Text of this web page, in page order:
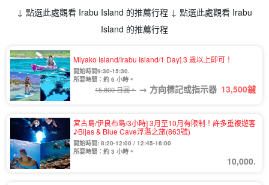
↓ 點選此處觀看 Irabu Island 的推薦行程 ↓ 點選此處觀看 Irabu
Island 的推薦行程
Miyako Island/Irabu Island/1 Day] 3 歲以上即可！
開始時間9:30-15:30.
所要時間：約 6 小時。
15,800 日圓。 → 方向標記或指示器 13,500鑢
宮古島/伊良布島/3小時] 3月至10月有限制！許多重複遊客
♪Bijas & Blue Cave浮潛之旅(863號)
開始時間: 8:20-12:00 / 12:45-16:00
所要時間：約 3 小時。
10,000.